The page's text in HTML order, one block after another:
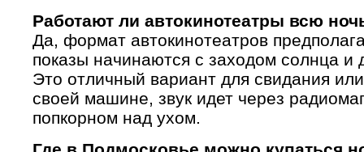
Работают ли автокинотеатры всю
Да, формат автокинотеатров
показы начинаются с заходом солнца и
Это отличный вариант для свидания
своей машине, звук идет через
попкорном над ухом.